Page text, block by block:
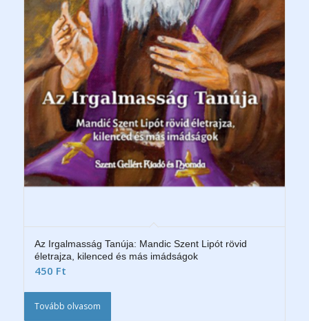
Az Irgalmasság Tanúja: Mandic Szent Lipót rövid
életrajza, kilenced és más imádságok
450 Ft
Tovább olvasom